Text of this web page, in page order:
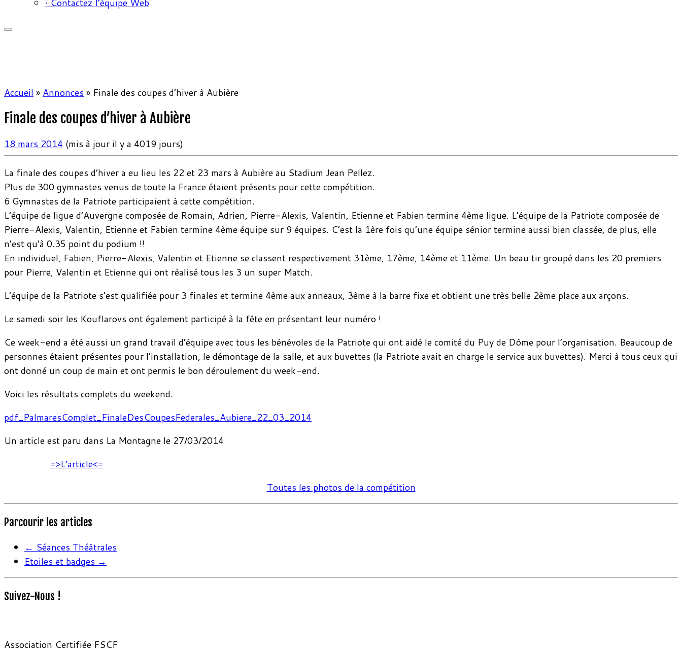
• Contactez l’équipe Web
Accueil » Annonces » Finale des coupes d’hiver à Aubière
Finale des coupes d’hiver à Aubière
18 mars 2014 (mis à jour il y a 4019 jours)
La finale des coupes d’hiver a eu lieu les 22 et 23 mars à Aubière au Stadium Jean Pellez.
Plus de 300 gymnastes venus de toute la France étaient présents pour cette compétition.
6 Gymnastes de la Patriote participaient à cette compétition.
L’équipe de ligue d’Auvergne composée de Romain, Adrien, Pierre-Alexis, Valentin, Etienne et Fabien termine 4ème ligue. L’équipe de la Patriote composée de
Pierre-Alexis, Valentin, Etienne et Fabien termine 4ème équipe sur 9 équipes. C’est la 1ère fois qu’une équipe sénior termine aussi bien classée, de plus, elle
n’est qu’à 0.35 point du podium !!
En individuel, Fabien, Pierre-Alexis, Valentin et Etienne se classent respectivement 31ème, 17ème, 14ème et 11ème. Un beau tir groupé dans les 20 premiers
pour Pierre, Valentin et Etienne qui ont réalisé tous les 3 un super Match.
L’équipe de la Patriote s’est qualifiée pour 3 finales et termine 4ème aux anneaux, 3ème à la barre fixe et obtient une très belle 2ème place aux arçons.
Le samedi soir les Kouflarovs ont également participé à la fête en présentant leur numéro !
Ce week-end a été aussi un grand travail d’équipe avec tous les bénévoles de la Patriote qui ont aidé le comité du Puy de Dôme pour l’organisation. Beaucoup de
personnes étaient présentes pour l’installation, le démontage de la salle, et aux buvettes (la Patriote avait en charge le service aux buvettes). Merci à tous ceux qui
ont donné un coup de main et ont permis le bon déroulement du week-end.
Voici les résultats complets du weekend.
pdf_PalmaresComplet_FinaleDesCoupesFederales_Aubiere_22_03_2014
Un article est paru dans La Montagne le 27/03/2014
=>L’article<=
Toutes les photos de la compétition
Parcourir les articles
← Séances Théâtrales
Etoiles et badges →
Suivez-Nous !
Association Certifiée FSCF